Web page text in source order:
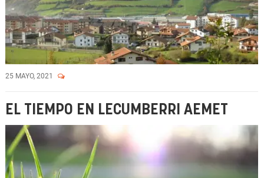
25 MAYO, 2021
EL TIEMPO EN LECUMBERRI AEMET